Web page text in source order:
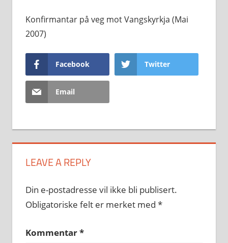
Konfirmantar på veg mot Vangskyrkja (Mai
2007)
Facebook Twitter
Email
LEAVE A REPLY
Din e-postadresse vil ikke bli publisert.
Obligatoriske felt er merket med *
Kommentar*